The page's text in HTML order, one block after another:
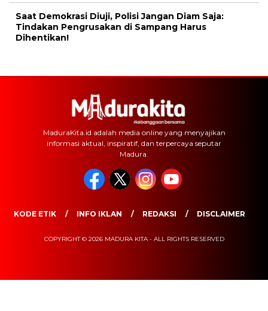
Saat Demokrasi Diuji, Polisi Jangan Diam Saja:
Tindakan Pengrusakan di Sampang Harus
Dihentikan!
MaduraKita.id adalah media online yang menyajikan
informasi aktual, inspiratif, dan terpercaya seputar
Madura.
KODE ETIK INFO IKLAN REDAKSI DISCLAIMER
COPYRIGHT © 2026 MADURA KITA - ALL RIGHTS RESERVED